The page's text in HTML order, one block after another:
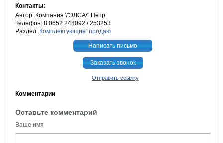
Контакты:
Автор: Компания \"ЭЛСА\",Пётр
Телефон: 8 0652 248092 / 253253
Раздел: Комплектующие: продаю
Написать письмо
Заказать звонок
Отправить ссылку
Комментарии
Оставьте комментарий
Ваше имя